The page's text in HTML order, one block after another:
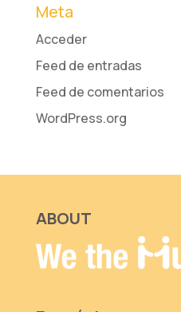
Meta
Acceder
Feed de entradas
Feed de comentarios
WordPress.org
ABOUT